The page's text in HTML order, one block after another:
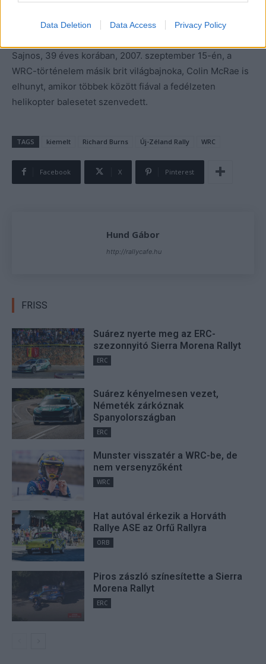
Data Deletion Data Access Privacy Policy
november 25-én elhunyt.
Sajnos, 39 éves korában, 2007. szeptember 15-én, a
WRC-történelem másik brit világbajnoka, Colin McRae is
elhunyt, amikor többek között fiával a fedélzeten
helikopter balesetet szenvedett.
TAGS kiemelt Richard Burns Új-Zéland Rally WRC
Facebook X Pinterest
Hund Gábor
http://rallycafe.hu
FRISS
Suárez nyerte meg az ERC-
szezonnyitó Sierra Morena Rallyt
ERC
Suárez kényelmesen vezet,
Németék zárkóznak
Spanyolországban
ERC
Munster visszatér a WRC-be, de
nem versenyzőként
WRC
Hat autóval érkezik a Horváth
Rallye ASE az Orfű Rallyra
ORB
Piros zászló színesítette a Sierra
Morena Rallyt
ERC